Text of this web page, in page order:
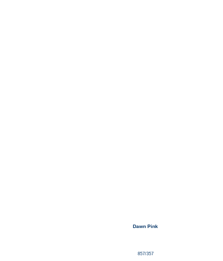
Dawn Pink
857/357